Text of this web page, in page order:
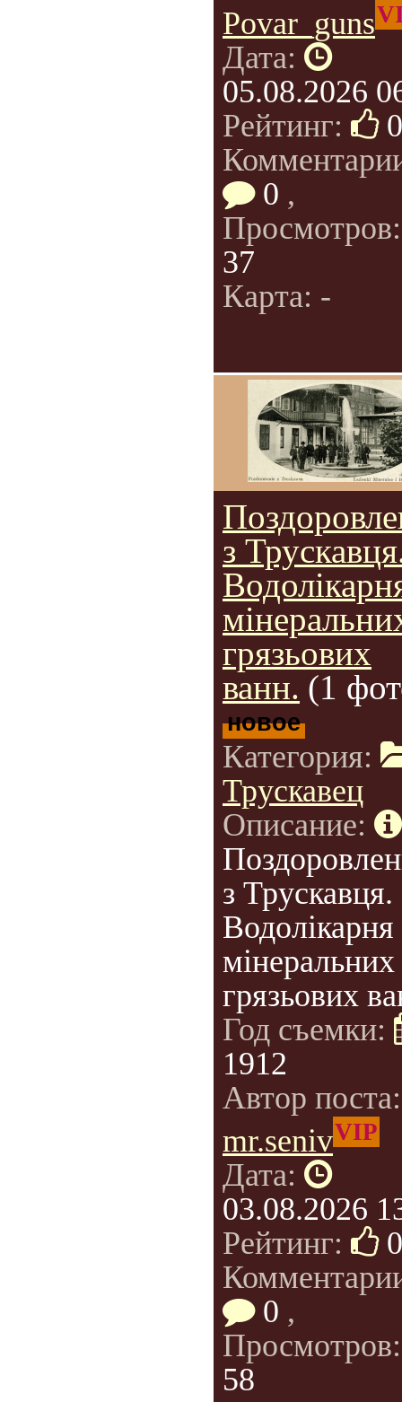
Povar_guns
Дата:
05.08.2026
Рейтинг:
0
0 ,
37
Карта: -
з
грязьових
ванн. (1
новое
Категория:
Трускавец
Описание:
з Трускавця.
Водолікарня
мінеральних
грязьових
Год съемки:
1912
Автор
mr.senivVIP
Дата:
03.08.2026
Рейтинг:
0
0 ,
58